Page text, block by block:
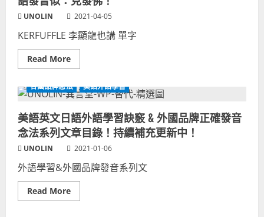
念
出
漢
肺
炎
美
國
議
病
毒
家
常
美
語
英
文
用
語
UNOLIN 2021-04-05
KERFUFFLE 李顯龍也講 單字
Read MoreRead
more
英
語
思
=
混
亂/
騷
吵
鬧/
激
動！
新
各國品牌念法 美語外語學習
美語英文日語外語學習訣竅 & 外國品牌正確發音
念法系列文章目錄！持續補充更新中！
UNOLIN 2021-01-06
外語學習&外國品牌發音系列文
Read MoreRead
more